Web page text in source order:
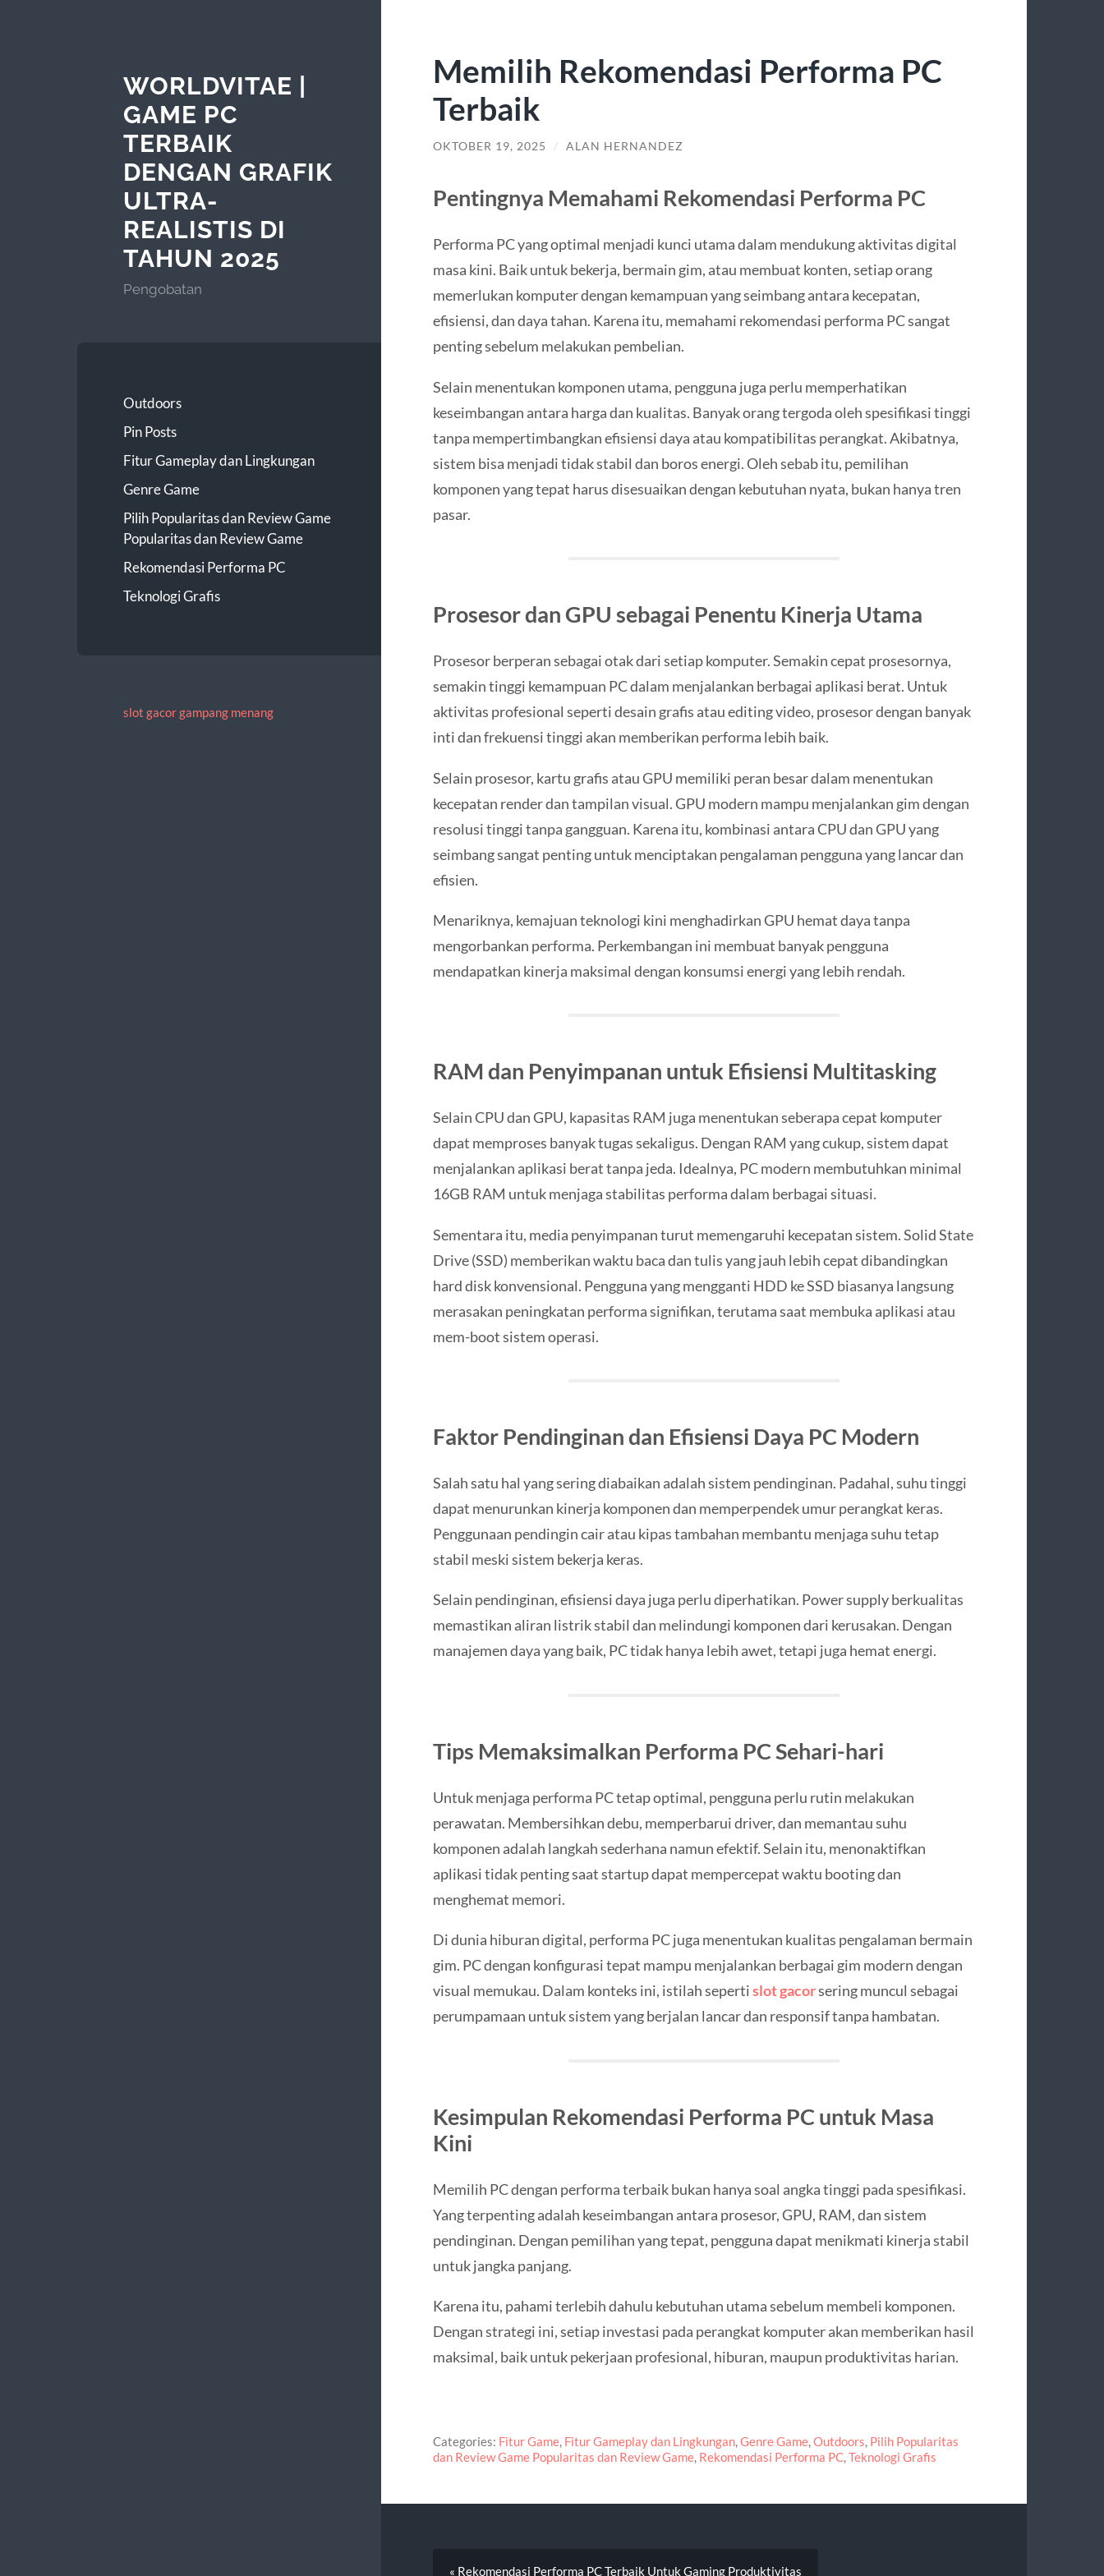
WORLDVITAE |
GAME PC
TERBAIK
DENGAN GRAFIK
ULTRA-
REALISTIS DI
TAHUN 2025
Pengobatan
Outdoors
Pin Posts
Fitur Gameplay dan Lingkungan
Genre Game
Pilih Popularitas dan Review Game
Popularitas dan Review Game
Rekomendasi Performa PC
Teknologi Grafis
slot gacor gampang menang
Memilih Rekomendasi Performa PC
Terbaik
OKTOBER 19, 2025 / ALAN HERNANDEZ
Pentingnya Memahami Rekomendasi Performa PC
Performa PC yang optimal menjadi kunci utama dalam mendukung aktivitas digital
masa kini. Baik untuk bekerja, bermain gim, atau membuat konten, setiap orang
memerlukan komputer dengan kemampuan yang seimbang antara kecepatan,
efisiensi, dan daya tahan. Karena itu, memahami rekomendasi performa PC sangat
penting sebelum melakukan pembelian.
Selain menentukan komponen utama, pengguna juga perlu memperhatikan
keseimbangan antara harga dan kualitas. Banyak orang tergoda oleh spesifikasi tinggi
tanpa mempertimbangkan efisiensi daya atau kompatibilitas perangkat. Akibatnya,
sistem bisa menjadi tidak stabil dan boros energi. Oleh sebab itu, pemilihan
komponen yang tepat harus disesuaikan dengan kebutuhan nyata, bukan hanya tren
pasar.
Prosesor dan GPU sebagai Penentu Kinerja Utama
Prosesor berperan sebagai otak dari setiap komputer. Semakin cepat prosesornya,
semakin tinggi kemampuan PC dalam menjalankan berbagai aplikasi berat. Untuk
aktivitas profesional seperti desain grafis atau editing video, prosesor dengan banyak
inti dan frekuensi tinggi akan memberikan performa lebih baik.
Selain prosesor, kartu grafis atau GPU memiliki peran besar dalam menentukan
kecepatan render dan tampilan visual. GPU modern mampu menjalankan gim dengan
resolusi tinggi tanpa gangguan. Karena itu, kombinasi antara CPU dan GPU yang
seimbang sangat penting untuk menciptakan pengalaman pengguna yang lancar dan
efisien.
Menariknya, kemajuan teknologi kini menghadirkan GPU hemat daya tanpa
mengorbankan performa. Perkembangan ini membuat banyak pengguna
mendapatkan kinerja maksimal dengan konsumsi energi yang lebih rendah.
RAM dan Penyimpanan untuk Efisiensi Multitasking
Selain CPU dan GPU, kapasitas RAM juga menentukan seberapa cepat komputer
dapat memproses banyak tugas sekaligus. Dengan RAM yang cukup, sistem dapat
menjalankan aplikasi berat tanpa jeda. Idealnya, PC modern membutuhkan minimal
16GB RAM untuk menjaga stabilitas performa dalam berbagai situasi.
Sementara itu, media penyimpanan turut memengaruhi kecepatan sistem. Solid State
Drive (SSD) memberikan waktu baca dan tulis yang jauh lebih cepat dibandingkan
hard disk konvensional. Pengguna yang mengganti HDD ke SSD biasanya langsung
merasakan peningkatan performa signifikan, terutama saat membuka aplikasi atau
mem-boot sistem operasi.
Faktor Pendinginan dan Efisiensi Daya PC Modern
Salah satu hal yang sering diabaikan adalah sistem pendinginan. Padahal, suhu tinggi
dapat menurunkan kinerja komponen dan memperpendek umur perangkat keras.
Penggunaan pendingin cair atau kipas tambahan membantu menjaga suhu tetap
stabil meski sistem bekerja keras.
Selain pendinginan, efisiensi daya juga perlu diperhatikan. Power supply berkualitas
memastikan aliran listrik stabil dan melindungi komponen dari kerusakan. Dengan
manajemen daya yang baik, PC tidak hanya lebih awet, tetapi juga hemat energi.
Tips Memaksimalkan Performa PC Sehari-hari
Untuk menjaga performa PC tetap optimal, pengguna perlu rutin melakukan
perawatan. Membersihkan debu, memperbarui driver, dan memantau suhu
komponen adalah langkah sederhana namun efektif. Selain itu, menonaktifkan
aplikasi tidak penting saat startup dapat mempercepat waktu booting dan
menghemat memori.
Di dunia hiburan digital, performa PC juga menentukan kualitas pengalaman bermain
gim. PC dengan konfigurasi tepat mampu menjalankan berbagai gim modern dengan
visual memukau. Dalam konteks ini, istilah sepertislot gacorsering muncul sebagai
perumpamaan untuk sistem yang berjalan lancar dan responsif tanpa hambatan.
Kesimpulan Rekomendasi Performa PC untuk Masa
Kini
Memilih PC dengan performa terbaik bukan hanya soal angka tinggi pada spesifikasi.
Yang terpenting adalah keseimbangan antara prosesor, GPU, RAM, dan sistem
pendinginan. Dengan pemilihan yang tepat, pengguna dapat menikmati kinerja stabil
untuk jangka panjang.
Karena itu, pahami terlebih dahulu kebutuhan utama sebelum membeli komponen.
Dengan strategi ini, setiap investasi pada perangkat komputer akan memberikan hasil
maksimal, baik untuk pekerjaan profesional, hiburan, maupun produktivitas harian.
Categories: Fitur Game, Fitur Gameplay dan Lingkungan,Genre Game,Outdoors, Pilih Popularitas
dan Review Game Popularitas dan Review Game, Rekomendasi Performa PC,Teknologi Grafis
« Rekomendasi Performa PC Terbaik Untuk Gaming Produktivitas